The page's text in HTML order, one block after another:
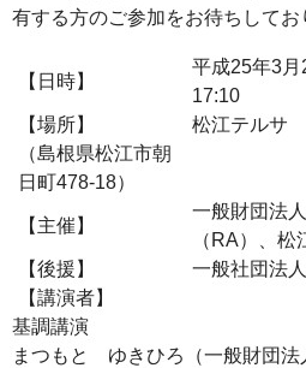
有する方のご参加をお待ちしてお
【日時】
平成25年3
17:10
【場所】
松江テルサ
（島根県松江市朝
日町478-18）
【主催】
一般財団法
（RA）、
【後援】
一般社団法
【講演者】
基調講演
まつもと ゆきひろ（一般財団法